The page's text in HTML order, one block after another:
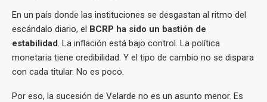
En un país donde las instituciones se desgastan al ritmo del
escándalo diario, el BCRP ha sido un bastión de
estabilidad. La inflación está bajo control. La política
monetaria tiene credibilidad. Y el tipo de cambio no se dispara
con cada titular. No es poco.
Por eso, la sucesión de Velarde no es un asunto menor. Es